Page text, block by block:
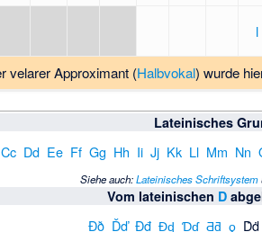
l
velarer Approximant (Halbvokal) wurde
Lateinisches
Cc Dd Ee Ff Gg Hh Ii Jj Kk Ll Mm Nn
Siehe auch:Lateinisches Schriftsystem
Vom lateinischen D
Đð Ďď Đđ Ɖɖ Ɗɗ Ƌƌ ƍ Ḋḋ